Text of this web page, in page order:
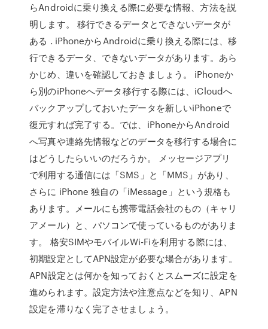
らAndroidに乗り換える際に必要な情報、方法を説
明します。 移行できるデータとできないデータが
ある . iPhoneからAndroidに乗り換える際には、移
行できるデータ、できないデータがあります。あら
かじめ、違いを確認しておきましょう。 iPhoneか
ら別のiPhoneへデータ移行する際には、iCloudへ
バックアップしておいたデータを新しいiPhoneで
復元すれば完了する。では、iPhoneからAndroid
へ写真や連絡先情報などのデータを移行する場合に
はどうしたらいいのだろうか。 メッセージアプリ
で利用する通信には「SMS」と「MMS」があり、
さらに iPhone 独自の「iMessage」という規格も
あります。メールにも携帯電話会社のもの（キャリ
アメール）と、パソコンで使っているものがありま
す。 格安SIMやモバイルWi-Fiを利用する際には、
初期設定としてAPN設定が必要な場合があります。
APN設定とは何かを知っておくとスムーズに設定を
進められます。設定方法や注意点などを知り、APN
設定を滞りなく完了させましょう。